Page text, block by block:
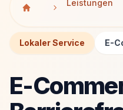
Leistungen
Lokaler Service E-
E-